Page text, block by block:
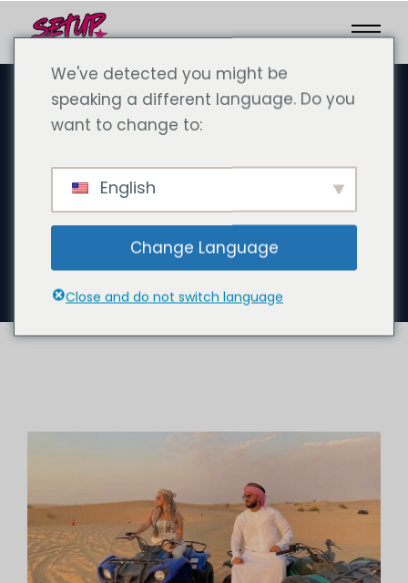
18 ottobre 2024
Come avviare un'attività
turistica di lusso a Dubai
come espatriato con l'aiuto di
SetupCo
We've detected you might be
speaking a different language. Do you
want to change to:
English
Change Language
Close and do not switch language